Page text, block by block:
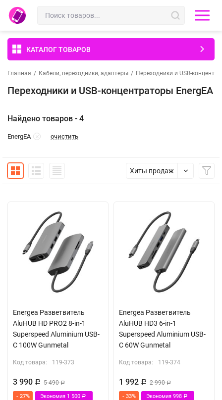
КАТАЛОГ ТОВАРОВ
Главная / Кабели, переходники, адаптеры / Переходники и USB-
Переходники и USB-концентраторы EnergEA
Найдено товаров - 4
EnergEA очистить
Хиты продаж
Energea Разветвитель
AluHUB HD PRO2 8-in-1
Superspeed Aluminium USB-
C 100W Gunmetal
Код товара: 119-373
3 990 Р 5 490Р
- 27% Экономия 1 500 Р
Energea Разветвитель
AluHUB HD3 6-in-1
Superspeed Aluminium USB-
C 60W Gunmetal
Код товара: 119-374
1 992 Р 2 990Р
- 33% Экономия 998 Р